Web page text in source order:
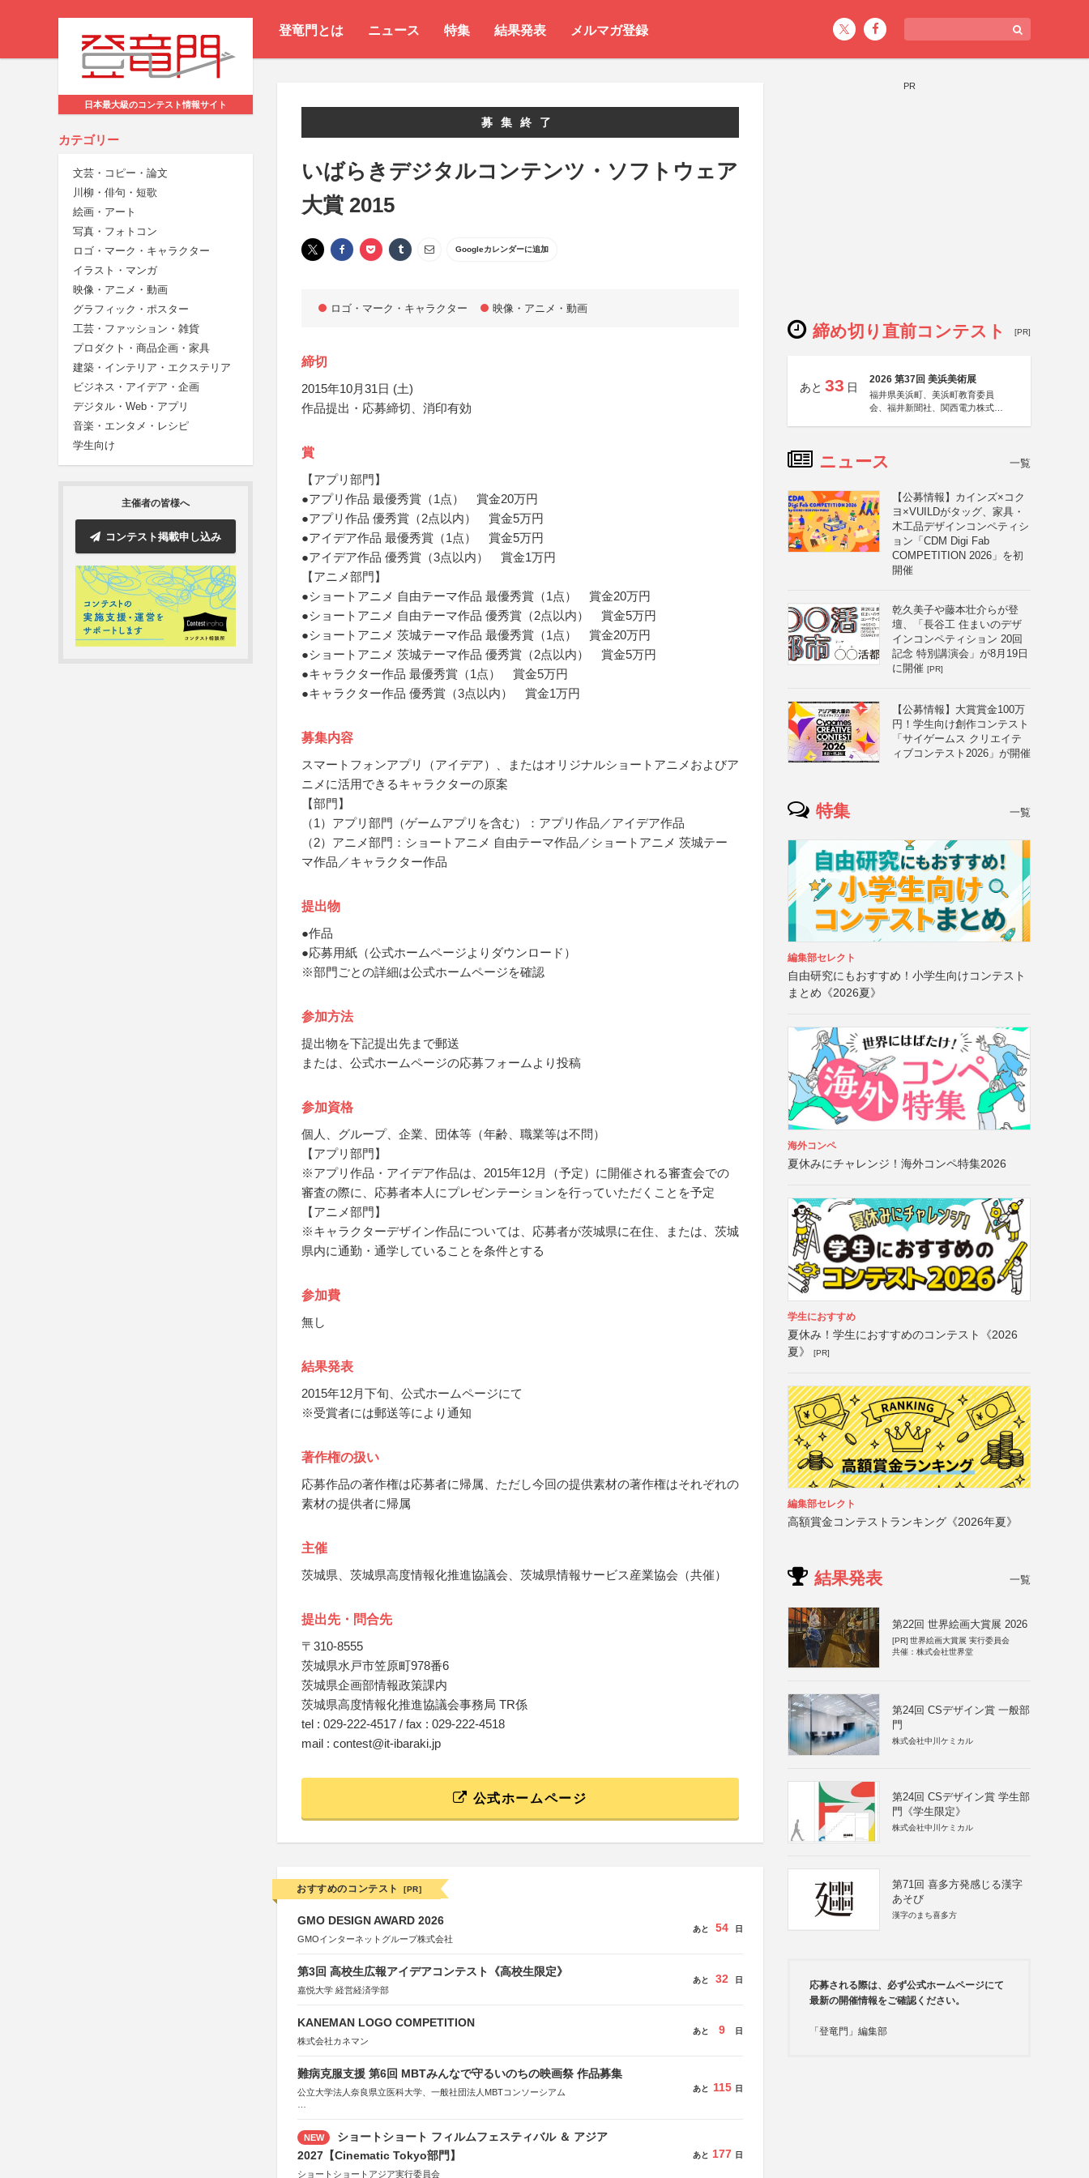
登竜門とは ニュース 特集 結果発表 メルマガ登録
日本最大級のコンテスト情報サイト
カテゴリー
文芸・コピー・論文
川柳・俳句・短歌
絵画・アート
写真・フォトコン
ロゴ・マーク・キャラクター
イラスト・マンガ
映像・アニメ・動画
グラフィック・ポスター
工芸・ファッション・雑貨
プロダクト・商品企画・家具
建築・インテリア・エクステリア
ビジネス・アイデア・企画
デジタル・Web・アプリ
音楽・エンタメ・レシピ
学生向け
主催者の皆様へ
コンテスト掲載申し込み
募集終了
いばらきデジタルコンテンツ・ソフトウェア
大賞 2015
Googleカレンダーに追加
ロゴ・マーク・キャラクター 映像・アニメ・動画
締切
2015年10月31日 (土)
作品提出・応募締切、消印有効
賞
【アプリ部門】
●アプリ作品 最優秀賞（1点） 賞金20万円
●アプリ作品 優秀賞（2点以内） 賞金5万円
●アイデア作品 最優秀賞（1点） 賞金5万円
●アイデア作品 優秀賞（3点以内） 賞金1万円
【アニメ部門】
●ショートアニメ 自由テーマ作品 最優秀賞（1点） 賞金20万円
●ショートアニメ 自由テーマ作品 優秀賞（2点以内） 賞金5万円
●ショートアニメ 茨城テーマ作品 最優秀賞（1点） 賞金20万円
●ショートアニメ 茨城テーマ作品 優秀賞（2点以内） 賞金5万円
●キャラクター作品 最優秀賞（1点） 賞金5万円
●キャラクター作品 優秀賞（3点以内） 賞金1万円
募集内容
スマートフォンアプリ（アイデア）、またはオリジナルショートアニメおよびア
ニメに活用できるキャラクターの原案
【部門】
（1）アプリ部門（ゲームアプリを含む）：アプリ作品／アイデア作品
（2）アニメ部門：ショートアニメ 自由テーマ作品／ショートアニメ 茨城テー
マ作品／キャラクター作品
提出物
●作品
●応募用紙（公式ホームページよりダウンロード）
※部門ごとの詳細は公式ホームページを確認
参加方法
提出物を下記提出先まで郵送
または、公式ホームページの応募フォームより投稿
参加資格
個人、グループ、企業、団体等（年齢、職業等は不問）
【アプリ部門】
※アプリ作品・アイデア作品は、2015年12月（予定）に開催される審査会での
審査の際に、応募者本人にプレゼンテーションを行っていただくことを予定
【アニメ部門】
※キャラクターデザイン作品については、応募者が茨城県に在住、または、茨城
県内に通勤・通学していることを条件とする
参加費
無し
結果発表
2015年12月下旬、公式ホームページにて
※受賞者には郵送等により通知
著作権の扱い
応募作品の著作権は応募者に帰属、ただし今回の提供素材の著作権はそれぞれの
素材の提供者に帰属
主催
茨城県、茨城県高度情報化推進協議会、茨城県情報サービス産業協会（共催）
提出先・問合先
〒310-8555
茨城県水戸市笠原町978番6
茨城県企画部情報政策課内
茨城県高度情報化推進協議会事務局 TR係
tel : 029-222-4517 / fax : 029-222-4518
mail : contest@it-ibaraki.jp
公式ホームページ
おすすめのコンテスト [PR]
GMO DESIGN AWARD 2026
GMOインターネットグループ株式会社
あと 54 日
第3回 高校生広報アイデアコンテスト《高校生限定》
嘉悦大学 経営経済学部
あと 32 日
KANEMAN LOGO COMPETITION
株式会社カネマン
あと 9 日
難病克服支援 第6回 MBTみんなで守るいのちの映画祭 作品募集
公立大学法人奈良県立医科大学、一般社団法人MBTコンソーシアム
後援：厚生労働省
文部科学省
奈良県
あと 115 日
NEW
ショートショート フィルムフェスティバル ＆ アジア
2027【Cinematic Tokyo部門】
ショートショートアジア実行委員会
あと 177 日
PR
締め切り直前コンテスト [PR]
あと 33 日
2026 第37回 美浜美術展
福井県美浜町、美浜町教育委員
会、福井新聞社、関西電力株式会
ニュース 一覧
【公募情報】カインズ×コク
ヨ×VUILDがタッグ、家具・
木工品デザインコンペティシ
ョン「CDM Digi Fab
COMPETITION 2026」を初
開催
乾久美子や藤本壮介らが登
壇、「長谷工 住まいのデザ
インコンペティション 20回
記念 特別講演会」が8月19日
に開催 [PR]
【公募情報】大賞賞金100万
円！学生向け創作コンテスト
「サイゲームス クリエイテ
ィブコンテスト2026」が開催
特集 一覧
編集部セレクト
自由研究にもおすすめ！小学生向けコンテスト
まとめ《2026夏》
海外コンペ
夏休みにチャレンジ！海外コンペ特集2026
学生におすすめ
夏休み！学生におすすめのコンテスト《2026
夏》
[PR]
編集部セレクト
高額賞金コンテストランキング《2026年夏》
結果発表 一覧
第22回 世界絵画大賞展 2026
[PR] 世界絵画大賞展 実行委員会
共催：株式会社世界堂
第24回 CSデザイン賞 一般部
門
株式会社中川ケミカル
第24回 CSデザイン賞 学生部
門《学生限定》
株式会社中川ケミカル
第71回 喜多方発感じる漢字
あそび
漢字のまち喜多方
応募される際は、必ず公式ホームページにて
最新の開催情報をご確認ください。
「登竜門」編集部